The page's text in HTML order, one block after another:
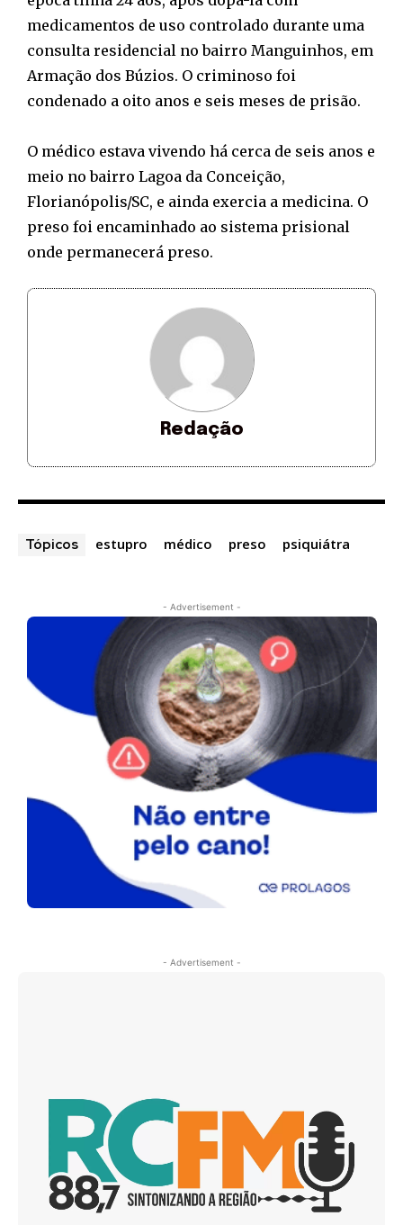
medicamentos de uso controlado durante uma
consulta residencial no bairro Manguinhos, em
Armação dos Búzios. O criminoso foi
condenado a oito anos e seis meses de prisão.
O médico estava vivendo há cerca de seis anos e
meio no bairro Lagoa da Conceição,
Florianópolis/SC, e ainda exercia a medicina. O
preso foi encaminhado ao sistema prisional
onde permanecerá preso.
Redação
Tópicos estupro médico preso psiquiátra
- Advertisement -
- Advertisement -